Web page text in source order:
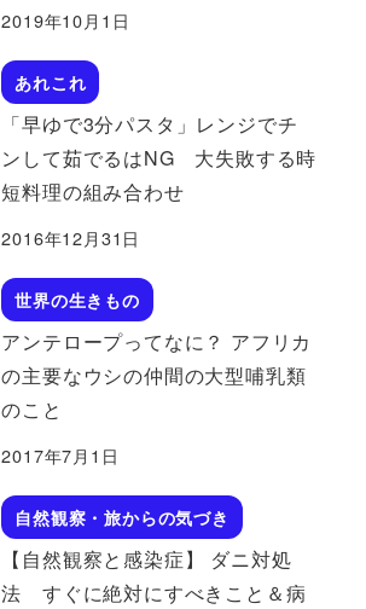
2019年10月1日
あれこれ
「早ゆで3分パスタ」レンジでチ
ンして茹でるはNG 大失敗する時
短料理の組み合わせ
2016年12月31日
世界の生きもの
アンテロープってなに？ アフリカ
の主要なウシの仲間の大型哺乳類
のこと
2017年7月1日
自然観察・旅からの気づき
【自然観察と感染症】 ダニ対処
法 すぐに絶対にすべきこと＆病